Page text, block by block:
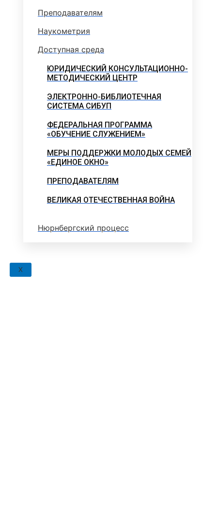
Преподавателям
Наукометрия
Доступная среда
ЮРИДИЧЕСКИЙ КОНСУЛЬТАЦИОННО-
МЕТОДИЧЕСКИЙ ЦЕНТР
ЭЛЕКТРОННО-БИБЛИОТЕЧНАЯ
СИСТЕМА СИБУП
ФЕДЕРАЛЬНАЯ ПРОГРАММА
«ОБУЧЕНИЕ СЛУЖЕНИЕМ»
МЕРЫ ПОДДЕРЖКИ МОЛОДЫХ СЕМЕЙ
«ЕДИНОЕ ОКНО»
ПРЕПОДАВАТЕЛЯМ
ВЕЛИКАЯ ОТЕЧЕСТВЕННАЯ ВОЙНА
Нюрнбергский процесс
X